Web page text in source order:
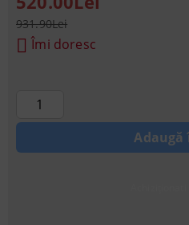
931.90Lei
Îmi doresc